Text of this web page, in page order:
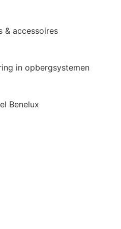
& accessoires
in opbergsystemen
Benelux